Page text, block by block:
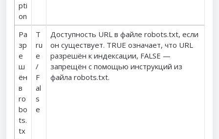
pti
on
Ра
зр
е
ш
ён
в
ro
bo
ts.
tx
T
ru
e
/
F
al
s
e
Доступность URL в файле robots.txt, если
он существует. TRUE означает, что URL
разрешён к индексации, FALSE —
запрещён с помощью инструкций из
файла robots.txt.